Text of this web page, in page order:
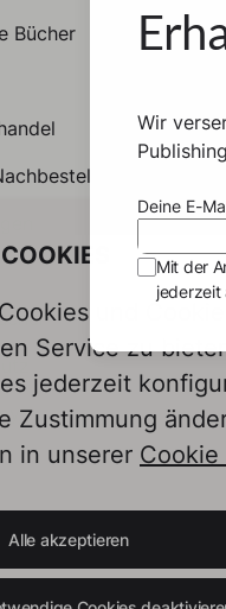
Bücher
und
Service zu
jederzeit
Zustimmung
in unserer Cookie
Alle akzeptieren
Wir
Deine E-
Mit der
jederzeit